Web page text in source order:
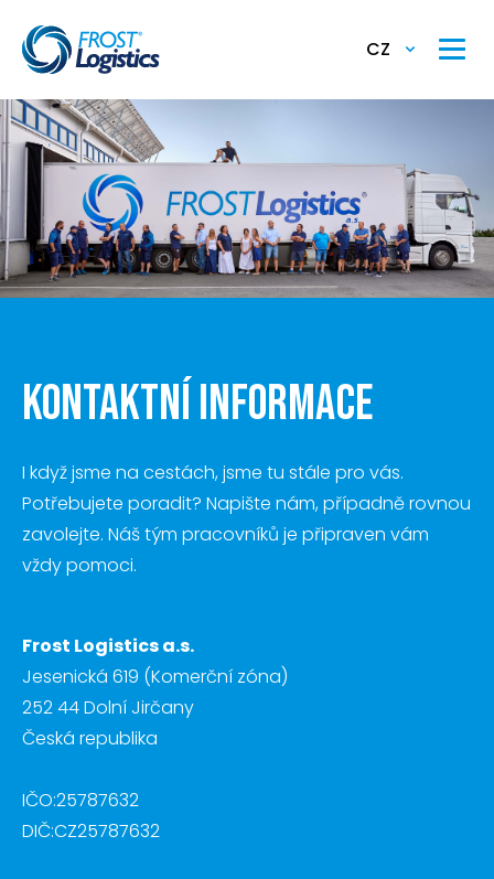
CZ
KONTAKTNÍ INFORMACE
I když jsme na cestách, jsme tu stále pro vás.
Potřebujete poradit? Napište nám, případně rovnou
zavolejte. Náš tým pracovníků je připraven vám
vždy pomoci.
Frost Logistics a.s.
Jesenická 619 (Komerční zóna)
252 44 Dolní Jirčany
Česká republika
IČO:25787632
DIČ:CZ25787632